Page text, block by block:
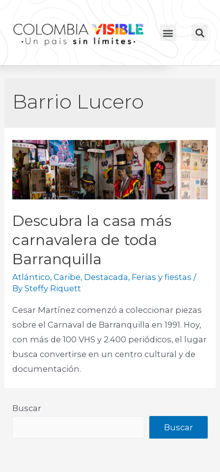
Barrio Lucero
Descubra la casa más
carnavalera de toda
Barranquilla
Atlántico,Caribe, Destacada, Ferias y fiestas /
BySteffy Riquett
Cesar Martínez comenzó a coleccionar piezas
sobre el Carnaval de Barranquilla en 1991. Hoy,
con más de 100 VHS y 2.400 periódicos, el lugar
busca convertirse en un centro cultural y de
documentación.​
Buscar
Buscar